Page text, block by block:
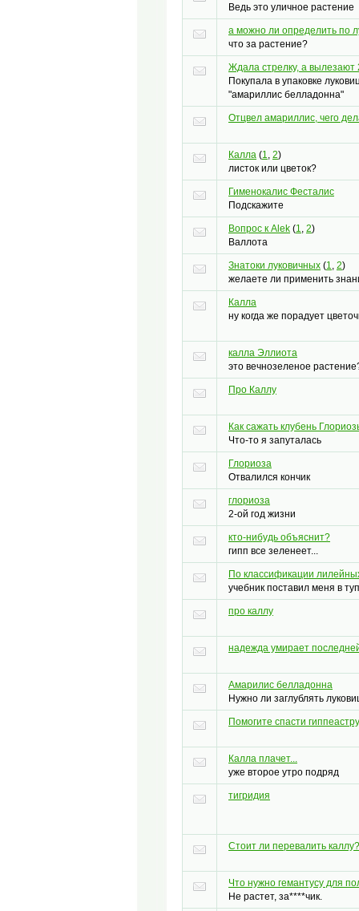
Ведь это уличное растение
а можно ли определить по
что за растение?
Ждала стрелку, а вылезают
Покупала в упаковке
"амариллис белладонна"
Отцвел амариллис, чего
Калла (1, 2)
листок или цветок?
Гименокалис Фесталис
Подскажите
Вопрос к Аlek (1, 2)
Валлота
Знатоки луковичных (1, 2)
желаете ли применить
Калла
ну когда же порадует
калла Эллиота
это вечнозеленое
Про Каллу
Как сажать клубень
Что-то я запуталась
Глориоза
Отвалился кончик
глориоза
2-ой год жизни
кто-нибудь объяснит?
гипп все зеленеет...
По классификации
учебник поставил меня в
про каллу
надежда умирает
Амарилис белладонна
Нужно ли заглублять
Помогите спасти
Калла плачет...
уже второе утро подряд
тигридия
Стоит ли перевалить каллу?
Что нужно гемантусу для
Не растет, за****чик.